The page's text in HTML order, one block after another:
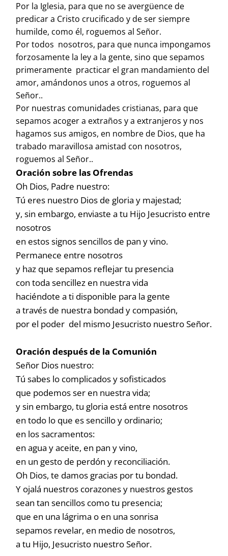
Por la Iglesia, para que no se avergüence de
predicar a Cristo crucificado y de ser siempre
humilde, como él, roguemos al Señor.
Por todos nosotros, para que nunca impongamos
forzosamente la ley a la gente, sino que sepamos
primeramente practicar el gran mandamiento del
amor, amándonos unos a otros, roguemos al
Señor..
Por nuestras comunidades cristianas, para que
sepamos acoger a extraños y a extranjeros y nos
hagamos sus amigos, en nombre de Dios, que ha
trabado maravillosa amistad con nosotros,
roguemos al Señor..
Oración sobre las Ofrendas
Oh Dios, Padre nuestro:
Tú eres nuestro Dios de gloria y majestad;
y, sin embargo, enviaste a tu Hijo Jesucristo entre
nosotros
en estos signos sencillos de pan y vino.
Permanece entre nosotros
y haz que sepamos reflejar tu presencia
con toda sencillez en nuestra vida
haciéndote a ti disponible para la gente
a través de nuestra bondad y compasión,
por el poder del mismo Jesucristo nuestro Señor.
Oración después de la Comunión
Señor Dios nuestro:
Tú sabes lo complicados y sofisticados
que podemos ser en nuestra vida;
y sin embargo, tu gloria está entre nosotros
en todo lo que es sencillo y ordinario;
en los sacramentos:
en agua y aceite, en pan y vino,
en un gesto de perdón y reconciliación.
Oh Dios, te damos gracias por tu bondad.
Y ojalá nuestros corazones y nuestros gestos
sean tan sencillos como tu presencia;
que en una lágrima o en una sonrisa
sepamos revelar, en medio de nosotros,
a tu Hijo, Jesucristo nuestro Señor.